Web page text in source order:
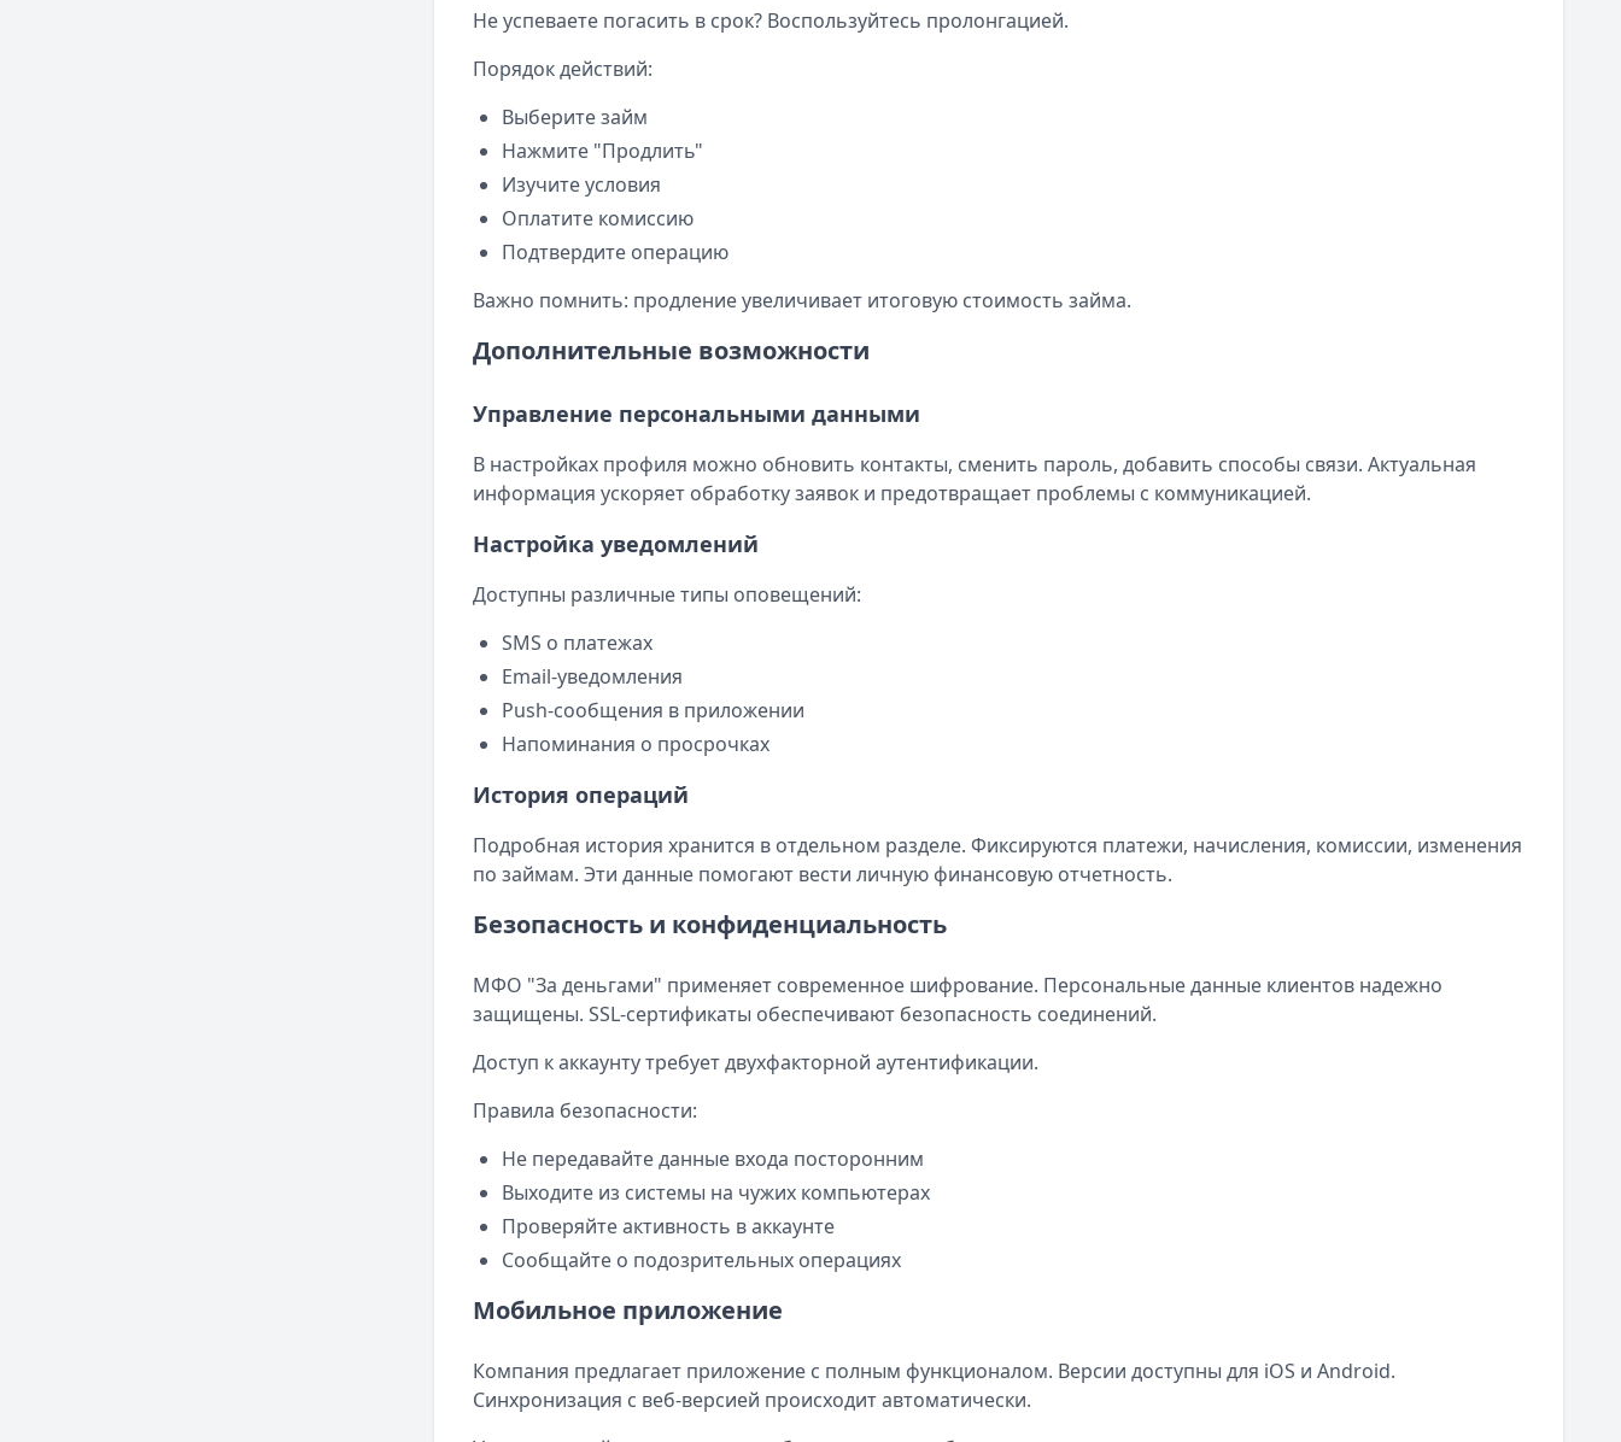
Не успеваете погасить в срок? Воспользуйтесь пролонгацией.
Порядок действий:
Выберите займ
Нажмите "Продлить"
Изучите условия
Оплатите комиссию
Подтвердите операцию
Важно помнить: продление увеличивает итоговую стоимость займа.
Дополнительные возможности
Управление персональными данными
В настройках профиля можно обновить контакты, сменить пароль, добавить способы связи. Актуальная
информация ускоряет обработку заявок и предотвращает проблемы с коммуникацией.
Настройка уведомлений
Доступны различные типы оповещений:
SMS о платежах
Email-уведомления
Push-сообщения в приложении
Напоминания о просрочках
История операций
Подробная история хранится в отдельном разделе. Фиксируются платежи, начисления, комиссии, изменения
по займам. Эти данные помогают вести личную финансовую отчетность.
Безопасность и конфиденциальность
МФО "За деньгами" применяет современное шифрование. Персональные данные клиентов надежно
защищены. SSL-сертификаты обеспечивают безопасность соединений.
Доступ к аккаунту требует двухфакторной аутентификации.
Правила безопасности:
Не передавайте данные входа посторонним
Выходите из системы на чужих компьютерах
Проверяйте активность в аккаунте
Сообщайте о подозрительных операциях
Мобильное приложение
Компания предлагает приложение с полным функционалом. Версии доступны для iOS и Android.
Синхронизация с веб-версией происходит автоматически.